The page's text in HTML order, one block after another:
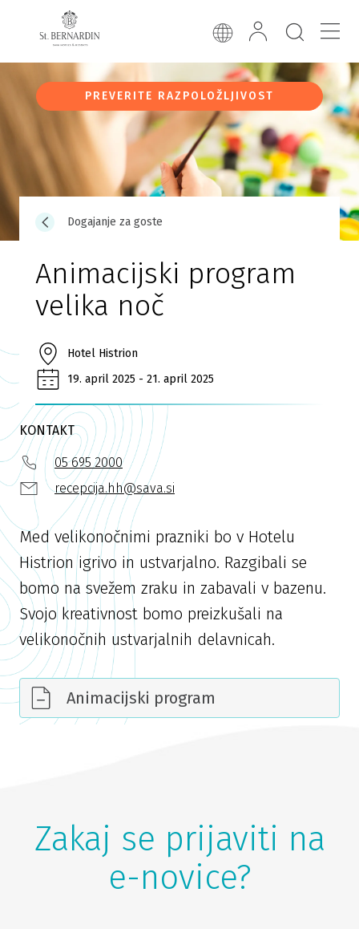
PREVERITE RAZPOLOŽLJIVOST
Dogajanje za goste
Animacijski program
velika noč
Hotel Histrion
19. april 2025 - 21. april 2025
KONTAKT
05 695 2000
recepcija.hh@sava.si
Med velikonočnimi prazniki bo v Hotelu
Histrion igrivo in ustvarjalno. Razgibali se
bomo na svežem zraku in zabavali v bazenu.
Svojo kreativnost bomo preizkušali na
velikonočnih ustvarjalnih delavnicah.
Animacijski program
Zakaj se prijaviti na
e-novice?